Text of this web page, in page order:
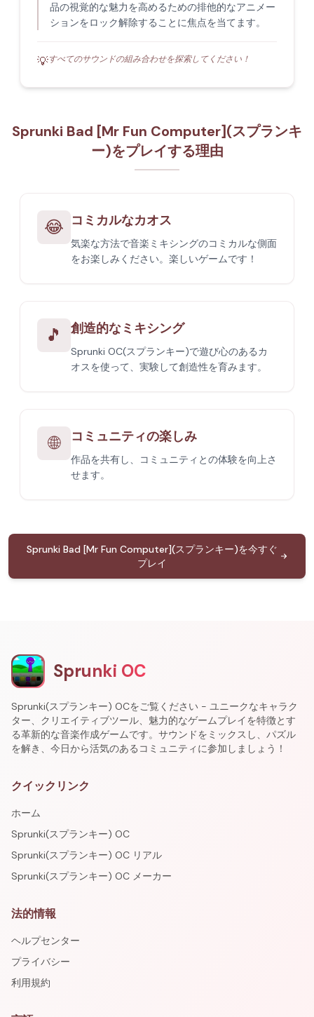
品の視覚的な魅力を高めるための排他的なアニメー
ションをロック解除することに焦点を当てます。
💡すべてのサウンドの組み合わせを探索してください！
Sprunki Bad [Mr Fun Computer](スプランキ
ー)をプレイする理由
😂 コミカルなカオス
気楽な方法で音楽ミキシングのコミカルな側面
をお楽しみください。楽しいゲームです！
🎵 創造的なミキシング
Sprunki OC(スプランキー)で遊び心のあるカ
オスを使って、実験して創造性を育みます。
🌐 コミュニティの楽しみ
作品を共有し、コミュニティとの体験を向上さ
せます。
Sprunki Bad [Mr Fun Computer](スプランキー)を今すぐ
プレイ
Sprunki OC
Sprunki(スプランキー) OCをご覧ください - ユニークなキャラク
ター、クリエイティブツール、魅力的なゲームプレイを特徴とす
る革新的な音楽作成ゲームです。サウンドをミックスし、パズル
を解き、今日から活気のあるコミュニティに参加しましょう！
クイックリンク
ホーム
Sprunki(スプランキー) OC
Sprunki(スプランキー) OC リアル
Sprunki(スプランキー) OC メーカー
法的情報
ヘルプセンター
プライバシー
利用規約